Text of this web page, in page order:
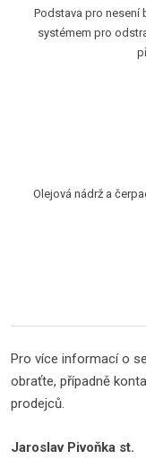
Podstava pro nesení
systémem pro
Olejová nádrž a
Pro více informací o
obraťte, případně
prodejců.
Jaroslav Pivoňka st.